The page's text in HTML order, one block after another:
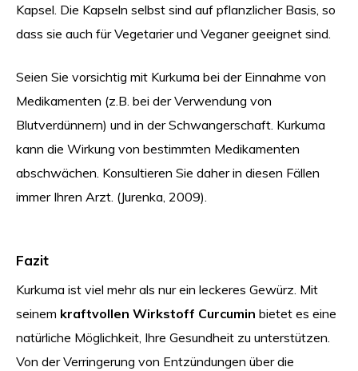
Kapsel. Die Kapseln selbst sind auf pflanzlicher Basis, so
dass sie auch für Vegetarier und Veganer geeignet sind.
Seien Sie vorsichtig mit Kurkuma bei der Einnahme von
Medikamenten (z.B. bei der Verwendung von
Blutverdünnern) und in der Schwangerschaft. Kurkuma
kann die Wirkung von bestimmten Medikamenten
abschwächen. Konsultieren Sie daher in diesen Fällen
immer Ihren Arzt. (Jurenka, 2009).
Fazit
Kurkuma ist viel mehr als nur ein leckeres Gewürz. Mit
seinem kraftvollen Wirkstoff Curcumin bietet es eine
natürliche Möglichkeit, Ihre Gesundheit zu unterstützen.
Von der Verringerung von Entzündungen über die